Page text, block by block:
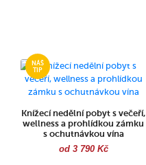
Knížecí nedělní pobyt s večeří,
wellness a prohlídkou zámku
s ochutnávkou vína
od 3 790 Kč